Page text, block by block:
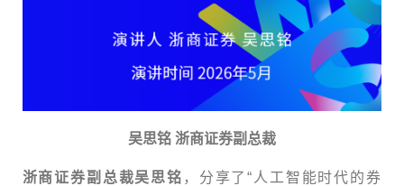
吴思铭 浙商证券副总裁
浙商证券副总裁吴思铭 ，分享了“人工智能时代的券